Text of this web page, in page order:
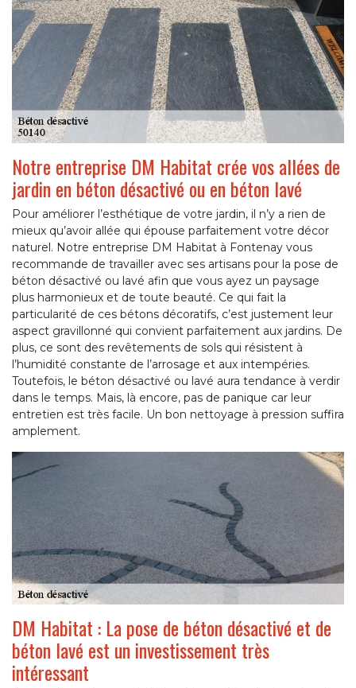
Notre entreprise DM Habitat crée vos allées de
jardin en béton désactivé ou en béton lavé
Pour améliorer l’esthétique de votre jardin, il n’y a rien de
mieux qu’avoir allée qui épouse parfaitement votre décor
naturel. Notre entreprise DM Habitat à Fontenay vous
recommande de travailler avec ses artisans pour la pose de
béton désactivé ou lavé afin que vous ayez un paysage
plus harmonieux et de toute beauté. Ce qui fait la
particularité de ces bétons décoratifs, c’est justement leur
aspect gravillonné qui convient parfaitement aux jardins. De
plus, ce sont des revêtements de sols qui résistent à
l’humidité constante de l’arrosage et aux intempéries.
Toutefois, le béton désactivé ou lavé aura tendance à verdir
dans le temps. Mais, là encore, pas de panique car leur
entretien est très facile. Un bon nettoyage à pression suffira
amplement.
DM Habitat : La pose de béton désactivé et de
béton lavé est un investissement très
intéressant